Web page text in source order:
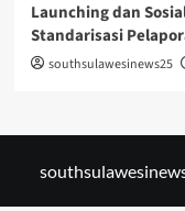
Launching dan
Standarisasi
southsulawesinews25